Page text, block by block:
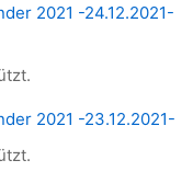
2021 -24.12.2021-
2021 -23.12.2021-